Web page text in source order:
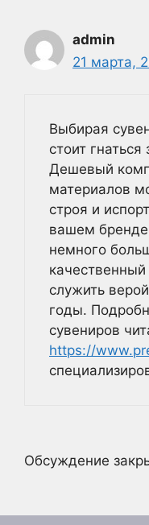
admin
21 марта,
Выбирая
стоит
Дешевый
материалов
строя и
вашем
немного
служить
годы.
сувениров
https://
Обсуждение